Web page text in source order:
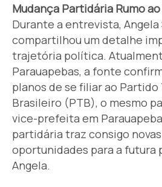
Mudança Partidária Rumo
Durante a entrevista, Angela
compartilhou um detalhe
trajetória política.
Parauapebas, a fonte
planos de se filiar ao
Brasileiro (PTB), o mesmo
vice-prefeita em
partidária traz consigo
oportunidades para a futura
Angela.